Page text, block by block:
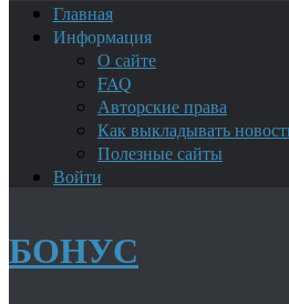
Главная
Информация
О сайте
FAQ
Авторские права
Как выкладывать
Полезные сайты
Войти
БОНУС